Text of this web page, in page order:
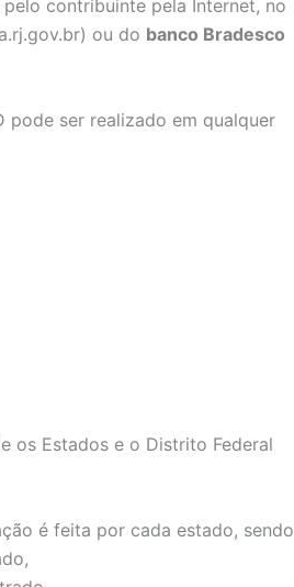
contribuinte pela Internet, no
ou do banco Bradesco
pode ser realizado em qualquer
os Estados e o Distrito Federal
é feita por cada estado, sendo